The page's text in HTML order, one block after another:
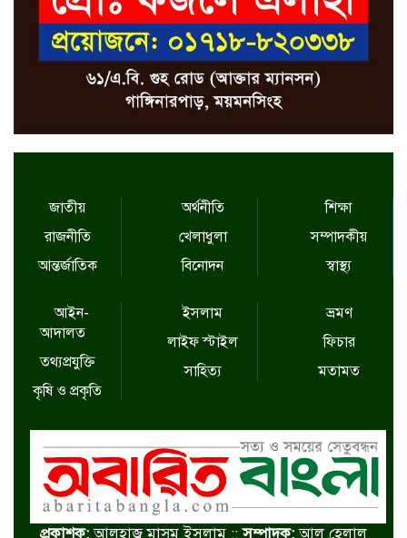
জাতীয়
রাজনীতি
আন্তর্জাতিক
অর্থনীতি
খেলাধুলা
বিনোদন
শিক্ষা
সম্পাদকীয়
স্বাস্থ্য
আইন-
আদালত
তথ্যপ্রযুক্তি
কৃষি ও প্রকৃতি
ইসলাম
লাইফ স্টাইল
সাহিত্য
ভ্রমণ
ফিচার
মতামত
প্রকাশক:আলহাজ্ব মাসুম ইসলাম ::সম্পাদক:আল হেলাল